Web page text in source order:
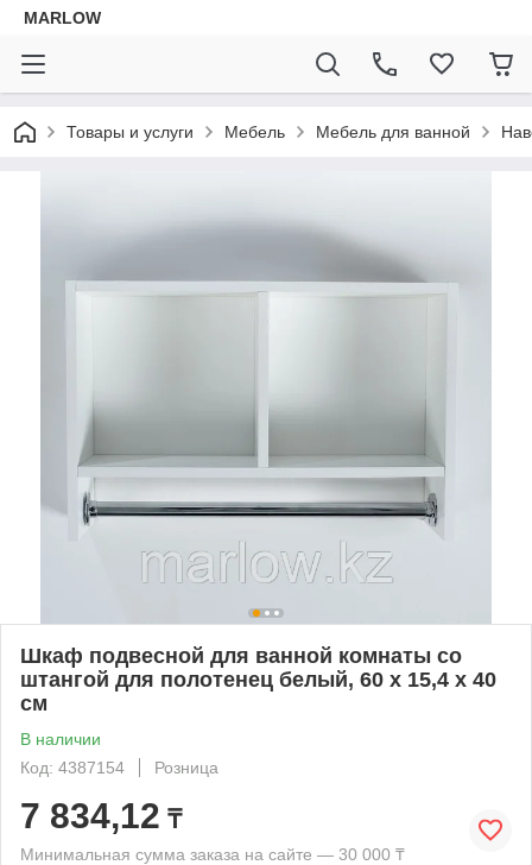
MARLOW
Товары и услуги Мебель Мебель для ванной
Шкаф подвесной для ванной комнаты со
штангой для полотенец белый, 60 х 15,4 х 40
см
В наличии
Код: 4387154
Розница
7 834,12 ₸
Минимальная сумма заказа на сайте — 30 000 ₸